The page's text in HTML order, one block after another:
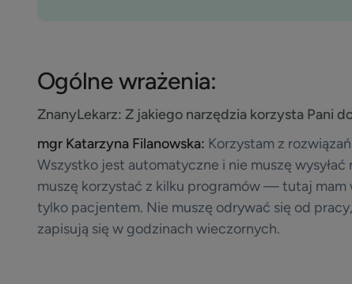
Ogólne wrażenia:
ZnanyLekarz: Z jakiego narzędzia korzysta Pani
mgr Katarzyna Filanowska: Korzystam z
Wszystko jest automatyczne i nie muszę
muszę korzystać z kilku programów — tutaj mam
tylko pacjentem. Nie muszę odrywać się od
zapisują się w godzinach wieczornych.